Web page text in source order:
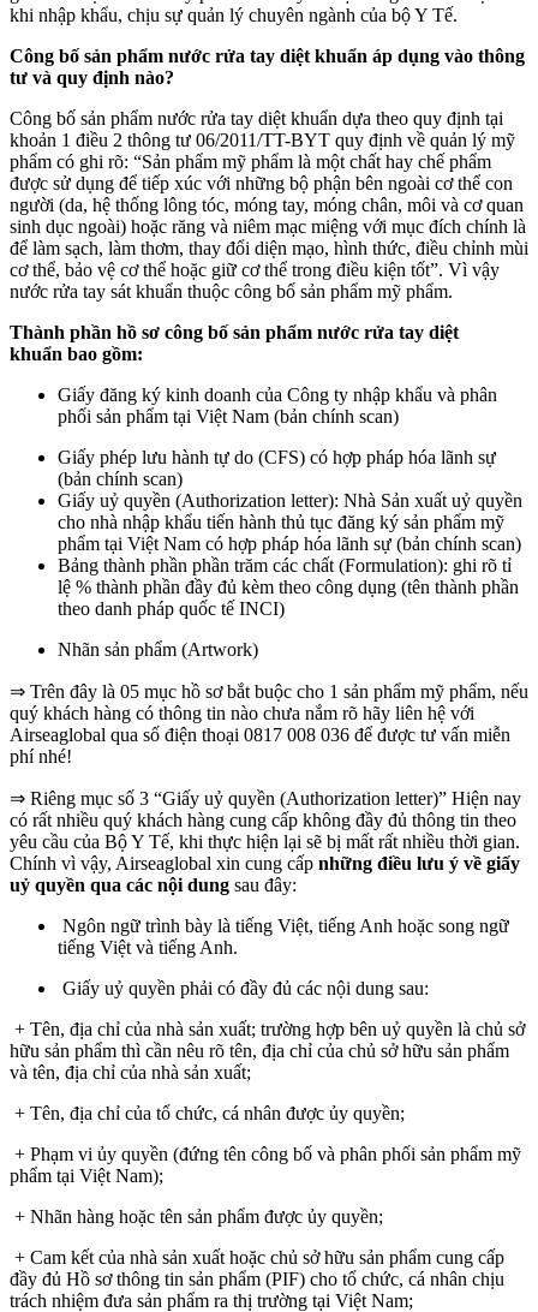
khi nhập khẩu, chịu sự quản lý chuyên ngành của bộ Y Tế.
Công bố sản phẩm nước rửa tay diệt khuẩn áp dụng vào thông
tư và quy định nào?
Công bố sản phẩm nước rửa tay diệt khuẩn dựa theo quy định tại
khoản 1 điều 2 thông tư 06/2011/TT-BYT quy định về quản lý mỹ
phẩm có ghi rõ: “Sản phẩm mỹ phẩm là một chất hay chế phẩm
được sử dụng để tiếp xúc với những bộ phận bên ngoài cơ thể con
người (da, hệ thống lông tóc, móng tay, móng chân, môi và cơ quan
sinh dục ngoài) hoặc răng và niêm mạc miệng với mục đích chính là
để làm sạch, làm thơm, thay đổi diện mạo, hình thức, điều chỉnh mùi
cơ thể, bảo vệ cơ thể hoặc giữ cơ thể trong điều kiện tốt”. Vì vậy
nước rửa tay sát khuẩn thuộc công bố sản phẩm mỹ phẩm.
Thành phần hồ sơ công bố sản phẩm nước rửa tay diệt
khuẩn bao gồm:
Giấy đăng ký kinh doanh của Công ty nhập khẩu và phân
phối sản phẩm tại Việt Nam (bản chính scan)
Giấy phép lưu hành tự do (CFS) có hợp pháp hóa lãnh sự
(bản chính scan)
Giấy uỷ quyền (Authorization letter): Nhà Sản xuất uỷ quyền
cho nhà nhập khẩu tiến hành thủ tục đăng ký sản phẩm mỹ
phẩm tại Việt Nam có hợp pháp hóa lãnh sự (bản chính scan)
Bảng thành phần phần trăm các chất (Formulation): ghi rõ tỉ
lệ % thành phần đầy đủ kèm theo công dụng (tên thành phần
theo danh pháp quốc tế INCI)
Nhãn sản phẩm (Artwork)
⇒ Trên đây là 05 mục hồ sơ bắt buộc cho 1 sản phẩm mỹ phẩm, nếu
quý khách hàng có thông tin nào chưa nắm rõ hãy liên hệ với
Airseaglobal qua số điện thoại 0817 008 036 để được tư vấn miễn
phí nhé!
⇒ Riêng mục số 3 “Giấy uỷ quyền (Authorization letter)” Hiện nay
có rất nhiều quý khách hàng cung cấp không đầy đủ thông tin theo
yêu cầu của Bộ Y Tế, khi thực hiện lại sẽ bị mất rất nhiều thời gian.
Chính vì vậy, Airseaglobal xin cung cấp những điều lưu ý về giấy
uỷ quyền qua các nội dung sau đây:
Ngôn ngữ trình bày là tiếng Việt, tiếng Anh hoặc song ngữ
tiếng Việt và tiếng Anh.
Giấy uỷ quyền phải có đầy đủ các nội dung sau:
+ Tên, địa chỉ của nhà sản xuất; trường hợp bên uỷ quyền là chủ sở
hữu sản phẩm thì cần nêu rõ tên, địa chỉ của chủ sở hữu sản phẩm
và tên, địa chỉ của nhà sản xuất;
+ Tên, địa chỉ của tổ chức, cá nhân được ủy quyền;
+ Phạm vi ủy quyền (đứng tên công bố và phân phối sản phẩm mỹ
phẩm tại Việt Nam);
+ Nhãn hàng hoặc tên sản phẩm được ủy quyền;
+ Cam kết của nhà sản xuất hoặc chủ sở hữu sản phẩm cung cấp
đầy đủ Hồ sơ thông tin sản phẩm (PIF) cho tổ chức, cá nhân chịu
trách nhiệm đưa sản phẩm ra thị trường tại Việt Nam;